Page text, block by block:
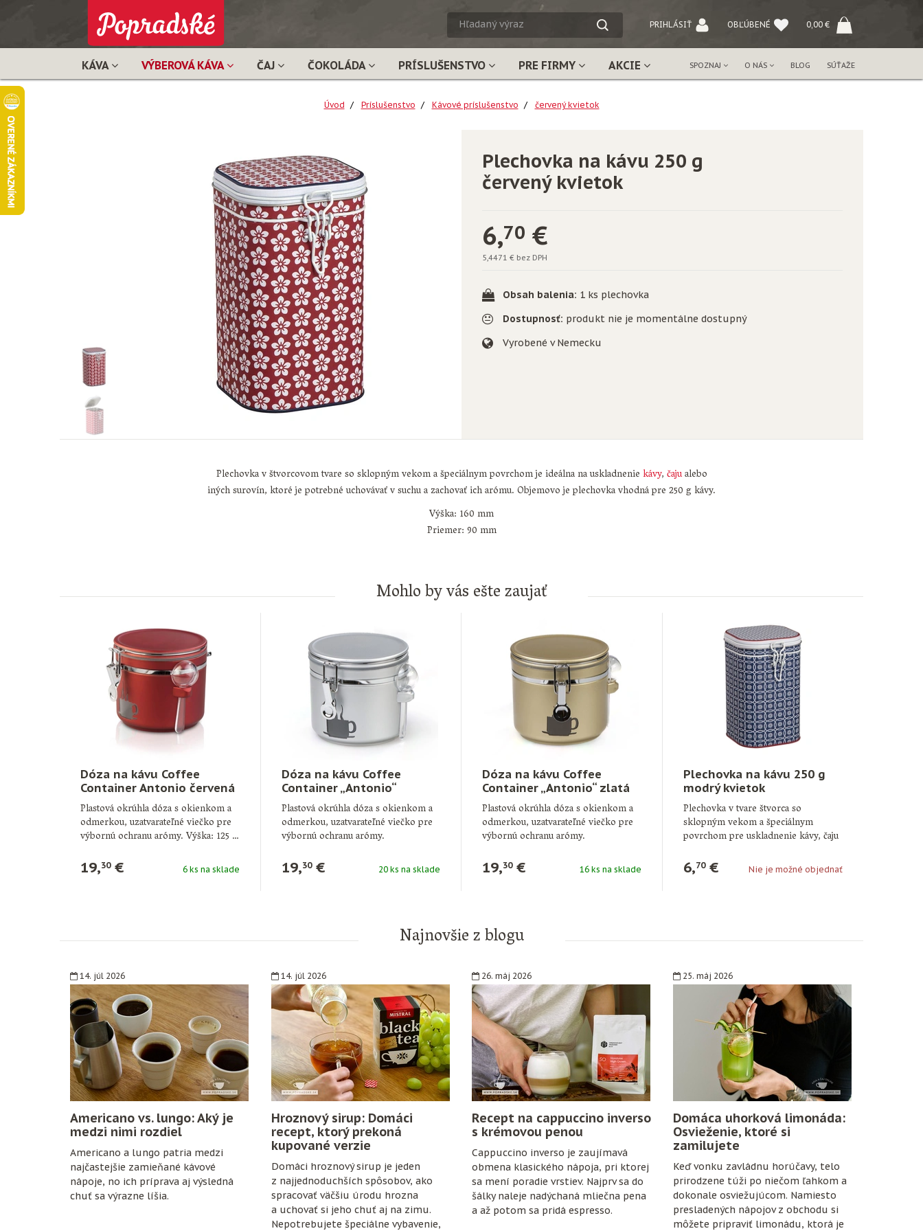
HĽADANÝ
VÝRAZ
PRIHLÁSIŤ OBĽÚBENÉ 0,00 €
KÁVA VÝBEROVÁ KÁVA ČAJ ČOKOLÁDA PRÍSLUŠENSTVO PRE FIRMY AKCIE SPOZNAJ O NÁS BLOG SÚŤAŽE
Úvod Príslušenstvo Kávové príslušenstvo červený kvietok
Plechovka na kávu 250 g
červený kvietok
6,70 €
5,4471 € bez DPH
Obsah balenia: 1 ks plechovka
Dostupnosť: produkt nie je momentálne dostupný
Vyrobené v Nemecku
Plechovka v štvorcovom tvare so sklopným vekom a špeciálnym povrchom je ideálna na uskladneniekávy,čajualebo
iných surovín, ktoré je potrebné uchovávať v suchu a zachovať ich arómu. Objemovo je plechovka vhodná pre 250 g kávy.
Výška: 160 mm
Priemer: 90 mm
Mohlo by vás ešte zaujať
Dóza na kávu Coffee
Container Antonio červená
Plastová okrúhla dóza s okienkom a
odmerkou, uzatvarateľné viečko pre
výbornú ochranu arómy. Výška: 125 …
19,30€ 6 ks na sklade
Dóza na kávu Coffee
Container „Antonio“
strieborná
Plastová okrúhla dóza s okienkom a
odmerkou, uzatvarateľné viečko pre
výbornú ochranu arómy.
Výška: …
19,30€ 20 ks na sklade
Dóza na kávu Coffee
Container „Antonio“ zlatá
Plastová okrúhla dóza s okienkom a
odmerkou, uzatvarateľné viečko pre
výbornú ochranu arómy.
Výška: …
19,30€ 16 ks na sklade
Plechovka na kávu 250 g
modrý kvietok
Plechovka v tvare štvorca so
sklopným vekom a špeciálnym
povrchom pre uskladnenie kávy, čaju
6,70€ Nie je možné objednať
Najnovšie z blogu
14. júl 2026
Americano vs. lungo: Aký je
medzi nimi rozdiel
Americano a lungo patria medzi
najčastejšie zamieňané kávové
nápoje, no ich príprava aj výsledná
chuť sa výrazne líšia.
14. júl 2026
Hroznový sirup: Domáci
recept, ktorý prekoná
kupované verzie
Domáci hroznový sirup je jeden
z najjednoduchších spôsobov, ako
spracovať väčšiu úrodu hrozna
a uchovať si jeho chuť aj na zimu.
Nepotrebujete špeciálne vybavenie,
26. máj 2026
Recept na cappuccino inverso
s krémovou penou
Cappuccino inverso je zaujímavá
obmena klasického nápoja, pri ktorej
sa mení poradie vrstiev. Najprv sa do
šálky naleje nadýchaná mliečna pena
a až potom sa pridá espresso.
25. máj 2026
Domáca uhorková limonáda:
Osvieženie, ktoré si
zamilujete
Keď vonku zavládnu horúčavy, telo
prirodzene túži po niečom ľahkom a
dokonale osviežujúcom. Namiesto
presladených nápojov z obchodu si
môžete pripraviť limonádu, ktorá je